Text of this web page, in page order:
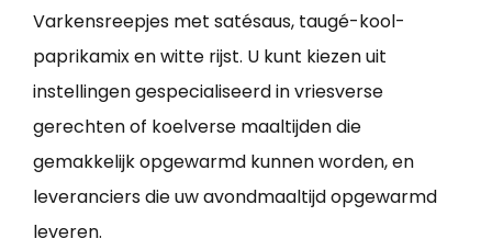
Varkensreepjes met satésaus, taugé-kool-
paprikamix en witte rijst. U kunt kiezen uit
instellingen gespecialiseerd in vriesverse
gerechten of koelverse maaltijden die
gemakkelijk opgewarmd kunnen worden, en
leveranciers die uw avondmaaltijd opgewarmd
leveren.